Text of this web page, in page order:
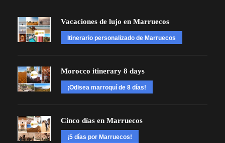
Vacaciones de lujo en Marruecos
Itinerario personalizado de Marruecos
Morocco itinerary 8 days
¡Odisea marroquí de 8 días!
Cinco días en Marruecos
¡5 días por Marruecos!